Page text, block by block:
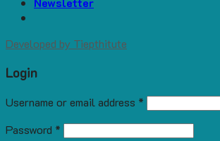
Developed by Tiepthitute
Login
Username or email address *
Password *